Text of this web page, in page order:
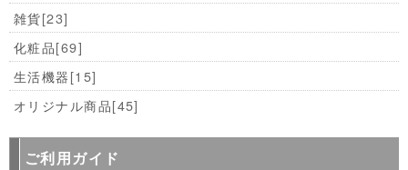
雑貨[23]
化粧品[69]
生活機器[15]
オリジナル商品[45]
ご利用ガイド